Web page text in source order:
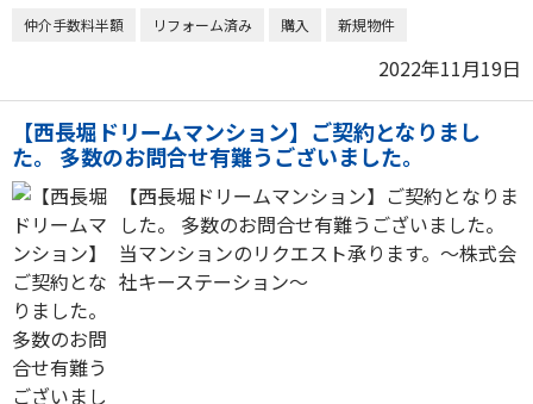
仲介手数料半額 リフォーム済み 購入 新規物件
2022年11月19日
【西長堀ドリームマンション】ご契約となりまし
た。 多数のお問合せ有難うございました。
【西長堀ドリームマンション】ご契約となりま
した。 多数のお問合せ有難うございました。
当マンションのリクエスト承ります。～株式会
社キーステーション～